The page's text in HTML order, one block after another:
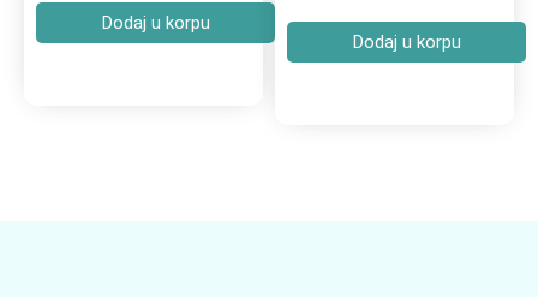
Dodaj u korpu
Dodaj u korpu